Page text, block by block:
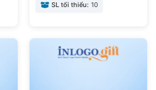
SL tối thiểu: 10